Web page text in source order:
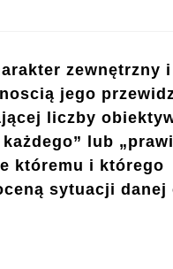
zewnętrzny i
jego
liczby
lub
któremu i którego
sytuacji danej